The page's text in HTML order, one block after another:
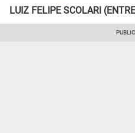
LUIZ FELIPE SCOLARI